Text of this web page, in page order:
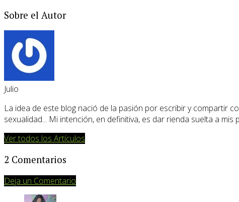
Sobre el Autor
Julio
La idea de este blog nació de la pasión por escribir y compartir
sexualidad... Mi intención, en definitiva, es dar rienda suelta a
Ver todos los Artículos
2 Comentarios
Deja un Comentario